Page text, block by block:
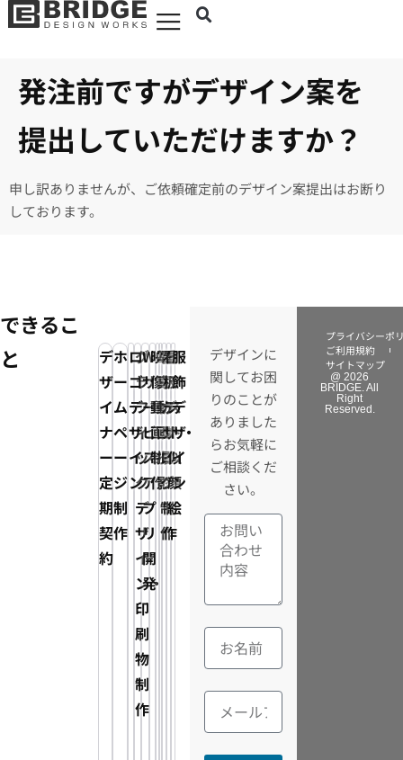
発注前ですがデザイン案を
提出していただけますか？
申し訳ありませんが、ご依頼確定前のデザイン案提出はお断り
しております。
できるこ
と
デ
ザ
イ
ナ
ー
定
期
契
約
グ
ラ
フ
ィ
ッ
ク
デ
ザ
イ
ン・
印
刷
物
制
作
ロ
ゴ
デ
ザ
イ
ン
ホ
ー
ム
ペ
ー
ジ
制
作
Web
サ
ー
ビ
ス・
ア
プ
リ
開
発
映
像・
動
画
制
作
写
真・
動
画
撮
影
電
子
カ
タ
ロ
グ
制
作
看
板
デ
ザ
イ
ン
制
作
イ
ラ
ス
ト・
似
顔
絵
服
飾
デ
ザ
イ
ン
デザインに
関してお困
りのことが
ありました
らお気軽に
ご相談くだ
さい。
@ 2026
BRIDGE. All
Right
Reserved.
プライバシーポ
ご利用規約
サイトマップ